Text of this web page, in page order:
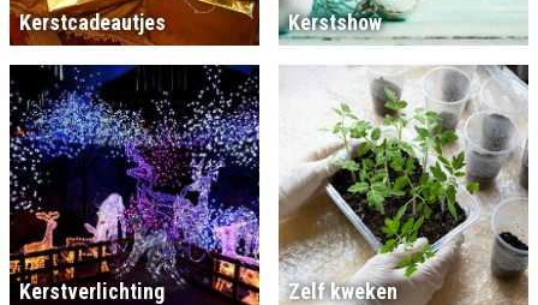
Kerstcadeautjes Kerstshow
Kerstverlichting Zelf kweken